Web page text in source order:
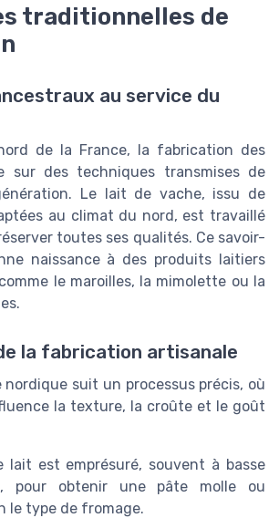
traditionnelles de
au service du
de la France, la fabrication des
sur des techniques transmises de
Le lait de vache, issu de
au climat du nord, est travaillé
toutes ses qualités. Ce savoir-
naissance à des produits laitiers
le maroilles, la mimolette ou la
la fabrication artisanale
nordique suit un processus précis, où
la texture, la croûte et le goût
lait est emprésuré, souvent à basse
pour obtenir une pâte molle ou
le type de fromage.